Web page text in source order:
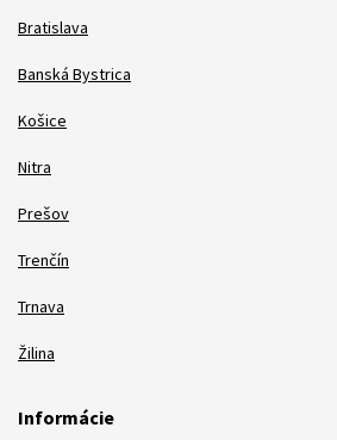
Bratislava
Banská Bystrica
Košice
Nitra
Prešov
Trenčín
Trnava
Žilina
Informácie